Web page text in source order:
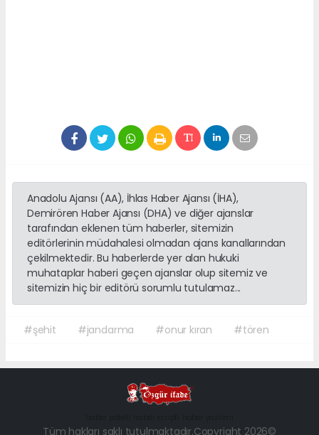
Anadolu Ajansı (AA), İhlas Haber Ajansı (İHA),
Demirören Haber Ajansı (DHA) ve diğer ajanslar
tarafından eklenen tüm haberler, sitemizin
editörlerinin müdahalesi olmadan ajans kanallarından
çekilmektedir. Bu haberlerde yer alan hukuki
muhataplar haberi geçen ajanslar olup sitemiz ve
sitemizin hiç bir editörü sorumlu tutulamaz...
#şehit #jandarma #onur kıran #tören
Tüm hakları saklı tutulmaktadır.Copyright 2026©